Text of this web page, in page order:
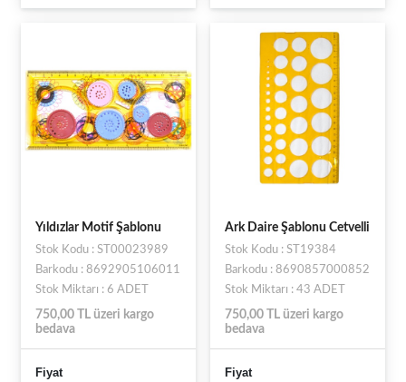
Yıldızlar Motif Şablonu
Stok Kodu : ST00023989
Barkodu : 8692905106011
Stok Miktarı : 6 ADET
750,00 TL üzeri kargo
bedava
Fiyat
Ark Daire Şablonu Cetvelli
Stok Kodu : ST19384
Barkodu : 8690857000852
Stok Miktarı : 43 ADET
750,00 TL üzeri kargo
bedava
Fiyat